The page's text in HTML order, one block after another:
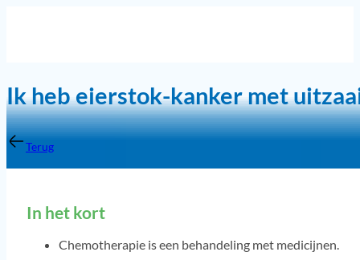
Ik heb eierstok-kanker met
Terug
In het kort
Chemotherapie is een behandeling met medicijnen.